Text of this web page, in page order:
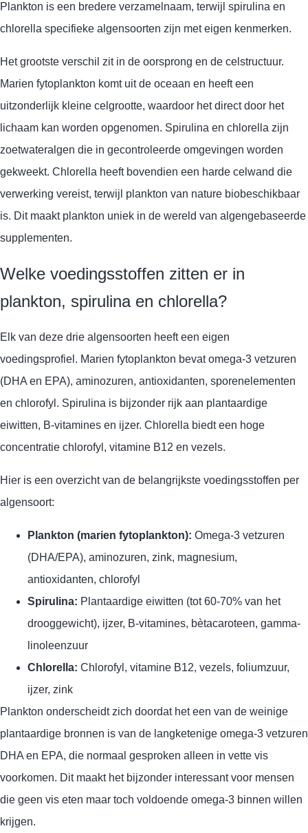
Plankton is een bredere verzamelnaam, terwijl spirulina en
chlorella specifieke algensoorten zijn met eigen kenmerken.
Het grootste verschil zit in de oorsprong en de celstructuur.
Marien fytoplankton komt uit de oceaan en heeft een
uitzonderlijk kleine celgrootte, waardoor het direct door het
lichaam kan worden opgenomen. Spirulina en chlorella zijn
zoetwateralgen die in gecontroleerde omgevingen worden
gekweekt. Chlorella heeft bovendien een harde celwand die
verwerking vereist, terwijl plankton van nature biobeschikbaar
is. Dit maakt plankton uniek in de wereld van algengebaseerde
supplementen.
Welke voedingsstoffen zitten er in
plankton, spirulina en chlorella?
Elk van deze drie algensoorten heeft een eigen
voedingsprofiel. Marien fytoplankton bevat omega-3 vetzuren
(DHA en EPA), aminozuren, antioxidanten, sporenelementen
en chlorofyl. Spirulina is bijzonder rijk aan plantaardige
eiwitten, B-vitamines en ijzer. Chlorella biedt een hoge
concentratie chlorofyl, vitamine B12 en vezels.
Hier is een overzicht van de belangrijkste voedingsstoffen per
algensoort:
Plankton (marien fytoplankton): Omega-3 vetzuren
(DHA/EPA), aminozuren, zink, magnesium,
antioxidanten, chlorofyl
Spirulina: Plantaardige eiwitten (tot 60-70% van het
drooggewicht), ijzer, B-vitamines, bètacaroteen, gamma-
linoleenzuur
Chlorella: Chlorofyl, vitamine B12, vezels, foliumzuur,
ijzer, zink
Plankton onderscheidt zich doordat het een van de weinige
plantaardige bronnen is van de langketenige omega-3 vetzuren
DHA en EPA, die normaal gesproken alleen in vette vis
voorkomen. Dit maakt het bijzonder interessant voor mensen
die geen vis eten maar toch voldoende omega-3 binnen willen
krijgen.